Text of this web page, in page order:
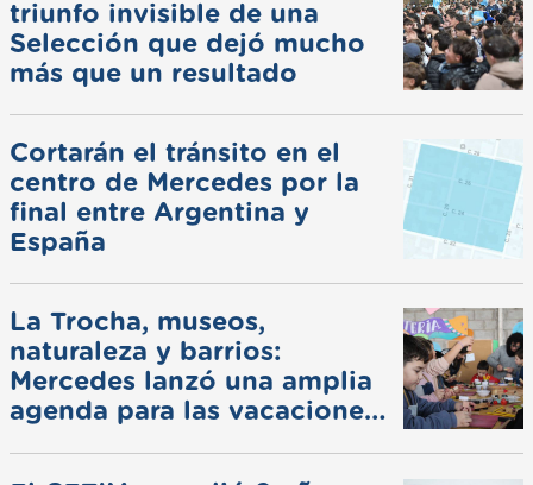
triunfo invisible de una
Selección que dejó mucho
más que un resultado
Cortarán el tránsito en el
centro de Mercedes por la
final entre Argentina y
España
La Trocha, museos,
naturaleza y barrios:
Mercedes lanzó una amplia
agenda para las vacaciones